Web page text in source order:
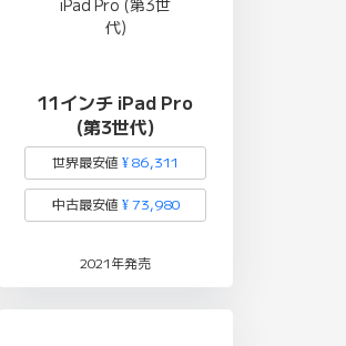
11インチ iPad Pro
(第3世代)
世界最安値 ¥ 86,311
中古最安値 ¥ 73,980
2021年発売